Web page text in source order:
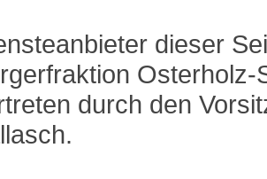
dieser
Osterholz-
durch den